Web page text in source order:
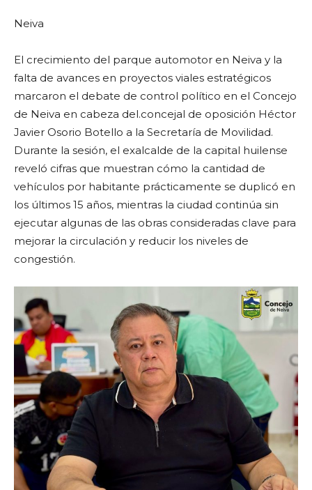
Neiva
El crecimiento del parque automotor en Neiva y la
falta de avances en proyectos viales estratégicos
marcaron el debate de control político en el Concejo
de Neiva en cabeza del.concejal de oposición Héctor
Javier Osorio Botello a la Secretaría de Movilidad.
Durante la sesión, el exalcalde de la capital huilense
reveló cifras que muestran cómo la cantidad de
vehículos por habitante prácticamente se duplicó en
los últimos 15 años, mientras la ciudad continúa sin
ejecutar algunas de las obras consideradas clave para
mejorar la circulación y reducir los niveles de
congestión.